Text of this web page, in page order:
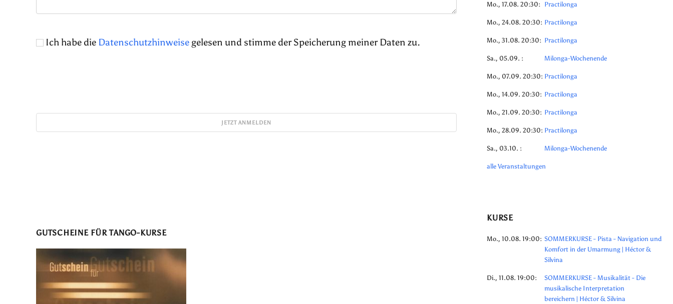
Ich habe die Datenschutzhinweise gelesen und stimme der Speicherung meiner Daten zu.
GUTSCHEINE FÜR TANGO-KURSE
Mo., 17.08. 20:30: Practilonga
Mo., 24.08. 20:30: Practilonga
Mo., 31.08. 20:30: Practilonga
Sa., 05.09. : Milonga-Wochenende
Mo., 07.09. 20:30: Practilonga
Mo., 14.09. 20:30: Practilonga
Mo., 21.09. 20:30: Practilonga
Mo., 28.09. 20:30: Practilonga
Sa., 03.10. : Milonga-Wochenende
alle Veranstaltungen
KURSE
Mo., 10.08. 19:00: SOMMERKURSE - Pista - Navigation und
Komfort in der Umarmung | Héctor &
Silvina
Di., 11.08. 19:00:
SOMMERKURSE - Musikalität - Die
musikalische Interpretation
bereichern | Héctor & Silvina